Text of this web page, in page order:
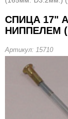
СПИЦА 17"
НИППЕЛЕМ
Артикул: 15710